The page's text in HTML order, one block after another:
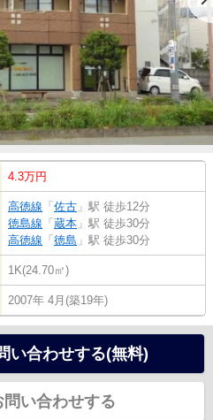
4.3万円
高徳線 「 佐古 」駅 徒歩12分
徳島線 「 蔵本 」駅 徒歩30分
高徳線 「 徳島 」駅 徒歩30分
1K(24.70㎡)
2007年 4月(築19年)
い合わせする(無料)
問い合わせする